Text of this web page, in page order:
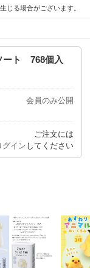
じる場合がございます。
ート 768個入
会員のみ公開
ご注文には
グイン してください